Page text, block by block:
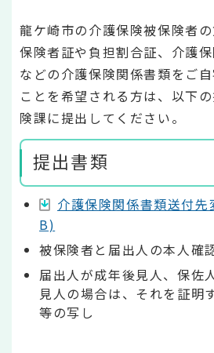
龍ケ崎市の介護保険被保険者
保険者証や負担割合証、介護
などの介護保険関係書類をご
ことを希望される方は、以下
険課に提出してください。
提出書類
介護保険関係書類送付
B)
被保険者と届出人の本人確
届出人が成年後見人、保佐
見人の場合は、それを証明
等の写し